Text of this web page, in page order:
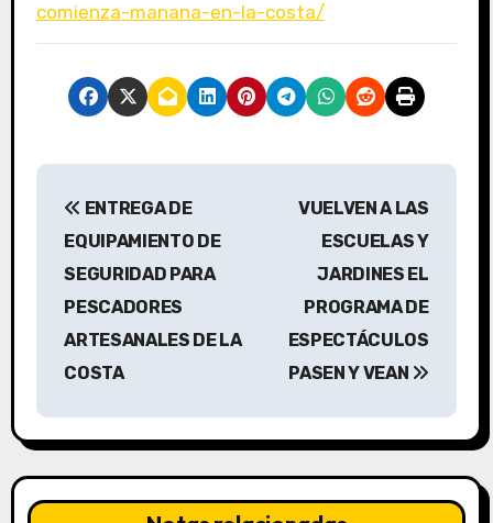
comienza-manana-en-la-costa/
N
a
c
i
ENTREGA DE
EQUIPAMIENTO DE
SEGURIDAD PARA
PESCADORES
ARTESANALES DE LA
COSTA
VUELVEN A LAS
ESCUELAS Y
JARDINES EL
PROGRAMA DE
ESPECTÁCULOS
PASEN Y VEAN